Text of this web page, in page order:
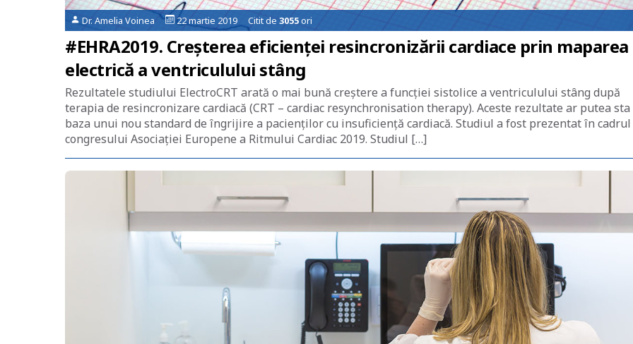
Dr. Amelia Voinea 22 martie 2019 Citit de 3055ori
#EHRA2019. Creșterea eficienței resincronizării cardiace prin maparea
electrică a ventriculului stâng
Rezultatele studiului ElectroCRT arată o mai bună creștere a funcției sistolice a ventriculului stâng după
terapia de resincronizare cardiacă (CRT – cardiac resynchronisation therapy). Aceste rezultate ar putea
baza unui nou standard de îngrijire a pacienților cu insuficiență cardiacă. Studiul a fost prezentat în cadrul
congresului Asociației Europene a Ritmului Cardiac 2019. Studiul […]